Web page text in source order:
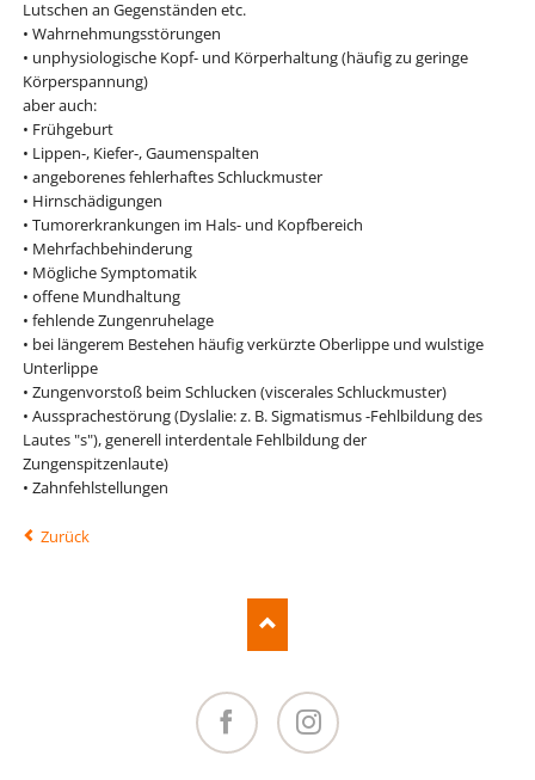
Lutschen an Gegenständen etc.
• Wahrnehmungsstörungen
• unphysiologische Kopf- und Körperhaltung (häufig zu geringe
Körperspannung)
aber auch:
• Frühgeburt
• Lippen-, Kiefer-, Gaumenspalten
• angeborenes fehlerhaftes Schluckmuster
• Hirnschädigungen
• Tumorerkrankungen im Hals- und Kopfbereich
• Mehrfachbehinderung
• Mögliche Symptomatik
• offene Mundhaltung
• fehlende Zungenruhelage
• bei längerem Bestehen häufig verkürzte Oberlippe und wulstige
Unterlippe
• Zungenvorstoß beim Schlucken (viscerales Schluckmuster)
• Aussprachestörung (Dyslalie: z. B. Sigmatismus -Fehlbildung des
Lautes "s"), generell interdentale Fehlbildung der
Zungenspitzenlaute)
• Zahnfehlstellungen
Zurück